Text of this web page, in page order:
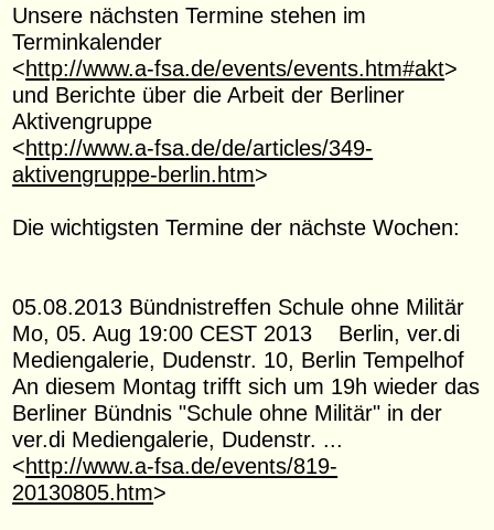
Unsere nächsten Termine stehen im
Terminkalender
<http://www.a-fsa.de/events/events.htm#akt>
und Berichte über die Arbeit der Berliner
Aktivengruppe
<http://www.a-fsa.de/de/articles/349-
aktivengruppe-berlin.htm>
Die wichtigsten Termine der nächste Wochen:
05.08.2013 Bündnistreffen Schule ohne Militär
Mo, 05. Aug 19:00 CEST 2013 Berlin, ver.di
Mediengalerie, Dudenstr. 10, Berlin Tempelhof
An diesem Montag trifft sich um 19h wieder das
Berliner Bündnis "Schule ohne Militär" in der
ver.di Mediengalerie, Dudenstr. ...
<http://www.a-fsa.de/events/819-
20130805.htm>